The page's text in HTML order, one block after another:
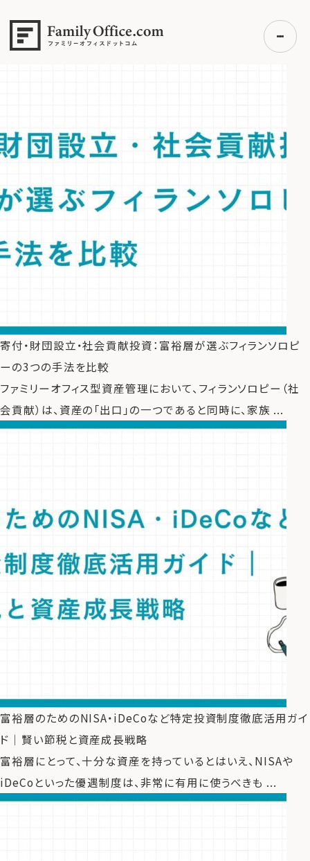
ご利用の流れ・プラン
事例紹介
エキスパート一覧
無料講座
利用者の声
運営会社
ファミリーオフィスとは
関連書籍
メールマガジン登録
ファミリーオフィス完全ガイド
寄付・財団設立・社会貢献投資：富裕層が選ぶフィランソロピ
ーの3つの手法を比較
ファミリーオフィス型資産管理において、フィランソロピー（社
会貢献）は、資産の「出口」の一つであると同時に、家族 ...
富裕層のためのNISA・iDeCoなど特定投資制度徹底活用ガイ
ド｜賢い節税と資産成長戦略
富裕層にとって、十分な資産を持っているとはいえ、NISAや
iDeCoといった優遇制度は、非常に有用に使うべきも ...